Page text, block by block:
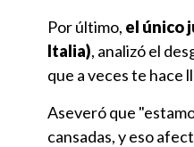
Por último, el único
Italia), analizó el
que a veces te hace
Aseveró que
cansadas, y eso